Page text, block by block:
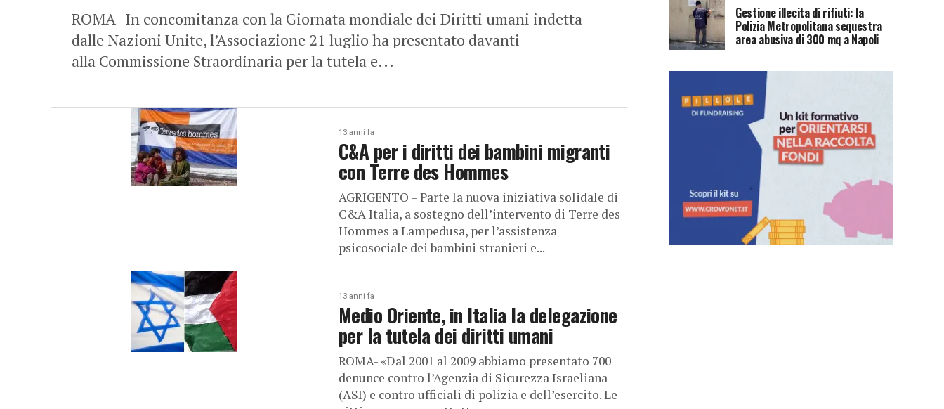
ROMA- In concomitanza con la Giornata mondiale dei Diritti umani indetta
dalle Nazioni Unite, l’Associazione 21 luglio ha presentato davanti
alla Commissione Straordinaria per la tutela e...
13 anni fa
C&A per i diritti dei bambini migranti
con Terre des Hommes
AGRIGENTO – Parte la nuova iniziativa solidale di
C&A Italia, a sostegno dell’intervento di Terre des
Hommes a Lampedusa, per l’assistenza
psicosociale dei bambini stranieri e...
13 anni fa
Medio Oriente, in Italia la delegazione
per la tutela dei diritti umani
ROMA- «Dal 2001 al 2009 abbiamo presentato 700
denunce contro l’Agenzia di Sicurezza Israeliana
(ASI) e contro ufficiali di polizia e dell’esercito. Le
Gestione illecita di rifiuti: la
Polizia Metropolitana sequestra
area abusiva di 300 mq a Napoli